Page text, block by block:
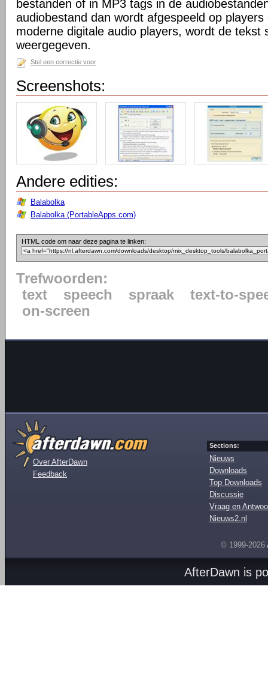
bestanden of in MP3 tags in de
audiobestand dan wordt afgespeeld op
moderne digitale audio players, wordt de tekst
weergegeven.
Stel een correctie voor
Screenshots:
Andere edities:
Balabolka
Balabolka (PortableApps.com)
HTML code om naar deze pagina te linken:
Trefwoorden:
text
speech spraak
text-to-
on-screen
Over AfterDawn
Feedback
Sections:
Nieuws
Downloads
Top Downloads
Discussie
Vraag en
Nieuws2.nl
© 1999-2026
AfterDawn is